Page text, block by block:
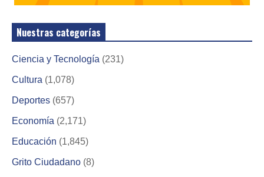
Nuestras categorías
Ciencia y Tecnología (231)
Cultura (1,078)
Deportes (657)
Economía (2,171)
Educación (1,845)
Grito Ciudadano (8)